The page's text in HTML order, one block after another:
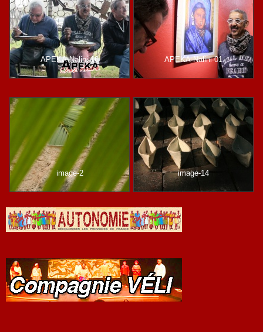
APEKA-Nalini-16 APEKA-Nalini-01
image-2 image-14